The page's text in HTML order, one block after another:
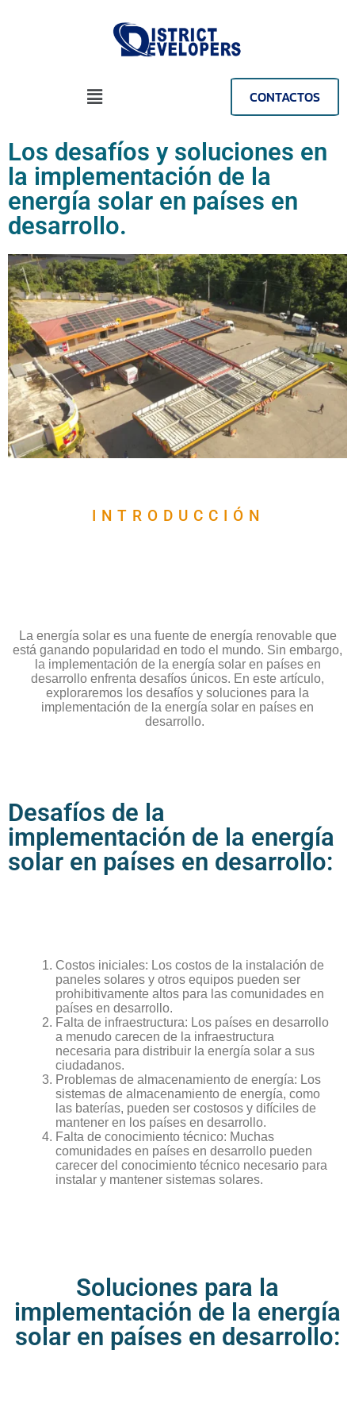
CONTACTOS
Los desafíos y soluciones en
la implementación de la
energía solar en países en
desarrollo.
INTRODUCCIÓN
La energía solar es una fuente de energía renovable que
está ganando popularidad en todo el mundo. Sin embargo,
la implementación de la energía solar en países en
desarrollo enfrenta desafíos únicos. En este artículo,
exploraremos los desafíos y soluciones para la
implementación de la energía solar en países en
desarrollo.
Desafíos de la
implementación de la energía
solar en países en desarrollo:​
Costos iniciales: Los costos de la instalación de
paneles solares y otros equipos pueden ser
prohibitivamente altos para las comunidades en
países en desarrollo.
Falta de infraestructura: Los países en desarrollo
a menudo carecen de la infraestructura
necesaria para distribuir la energía solar a sus
ciudadanos.
Problemas de almacenamiento de energía: Los
sistemas de almacenamiento de energía, como
las baterías, pueden ser costosos y difíciles de
mantener en los países en desarrollo.
Falta de conocimiento técnico: Muchas
comunidades en países en desarrollo pueden
carecer del conocimiento técnico necesario para
instalar y mantener sistemas solares.
Soluciones para la
implementación de la energía
solar en países en desarrollo:​